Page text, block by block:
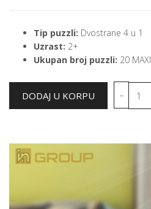
Tip puzzli: Dvostrane 4 u 1
Uzrast: 2+
Ukupan broj puzzli: 20 MAXI